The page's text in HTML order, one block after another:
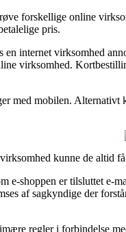
forskellige online
pris.
internet virksomhed
virksomhed.
med mobilen.
kunne de altid
e-shoppen er tilsluttet
af sagkyndige der
regler i forbindelse